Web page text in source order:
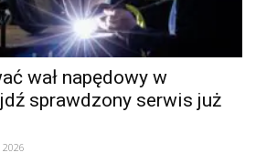
wał napędowy w
sprawdzony serwis już